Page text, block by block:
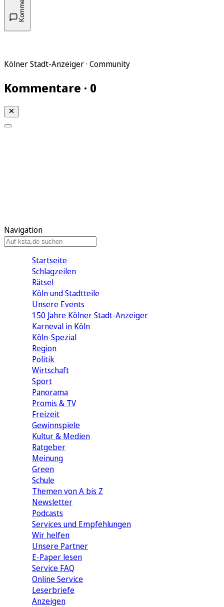
Kölner Stadt-Anzeiger · Community
Kommentare · 0
Navigation
Startseite
Schlagzeilen
Rätsel
Köln und Stadtteile
Unsere Events
150 Jahre Kölner Stadt-Anzeiger
Karneval in Köln
Köln-Spezial
Region
Politik
Wirtschaft
Sport
Panorama
Promis & TV
Freizeit
Gewinnspiele
Kultur & Medien
Ratgeber
Meinung
Green
Schule
Themen von A bis Z
Newsletter
Podcasts
Services und Empfehlungen
Wir helfen
Unsere Partner
E-Paper lesen
Service FAQ
Online Service
Leserbriefe
Anzeigen